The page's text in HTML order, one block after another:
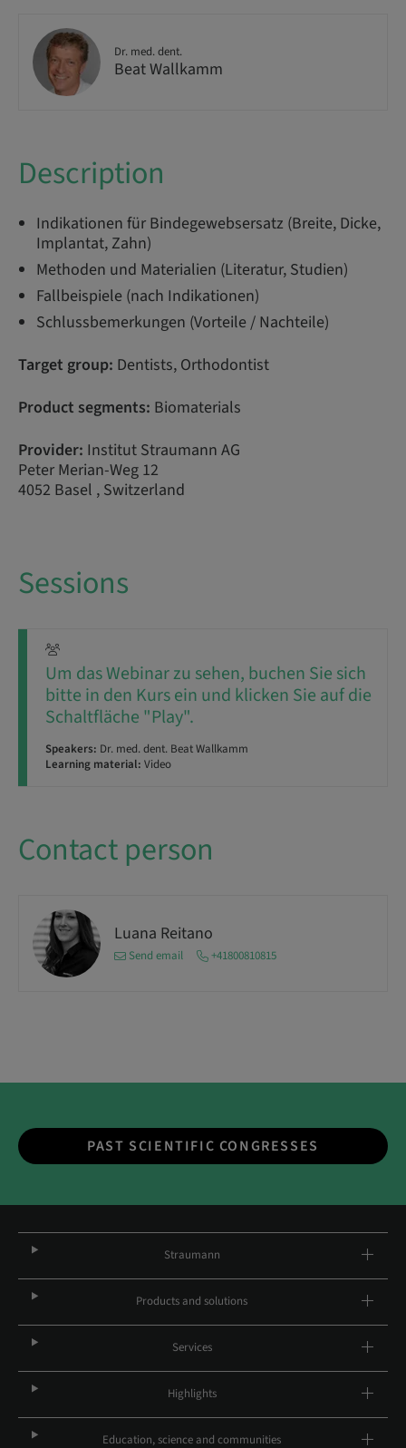
Dr. med. dent.
Beat Wallkamm
Description
Indikationen für Bindegewebsersatz (Breite, Dicke,
Implantat, Zahn)
Methoden und Materialien (Literatur, Studien)
Fallbeispiele (nach Indikationen)
Schlussbemerkungen (Vorteile / Nachteile)
Target group: Dentists, Orthodontist
Product segments: Biomaterials
Provider: Institut Straumann AG
Peter Merian-Weg 12
4052 Basel , Switzerland
Sessions
Um das Webinar zu sehen, buchen Sie sich
bitte in den Kurs ein und klicken Sie auf die
Schaltfläche "Play".
Speakers: Dr. med. dent. Beat Wallkamm
Learning material: Video
Contact person
Luana Reitano
Send email +41800810815
PAST SCIENTIFIC CONGRESSES
Straumann
Products and solutions
Services
Highlights
Education, science and communities